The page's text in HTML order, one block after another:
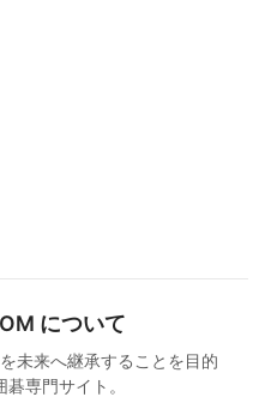
について
未来へ継承することを目的
専門サイト。